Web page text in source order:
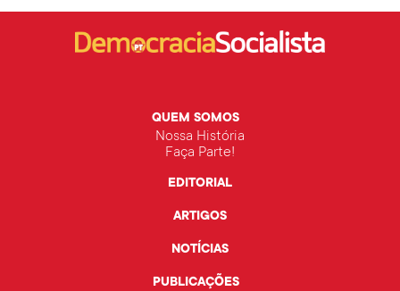
QUEM SOMOS
Nossa História
Faça Parte!
EDITORIAL
ARTIGOS
NOTÍCIAS
PUBLICAÇÕES